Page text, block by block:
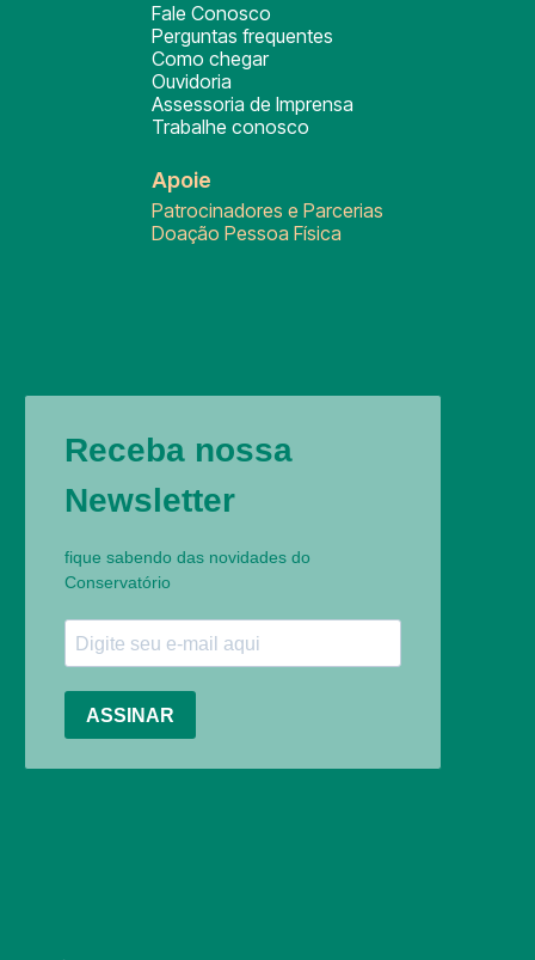
Fale Conosco
Perguntas frequentes
Como chegar
Ouvidoria
Assessoria de Imprensa
Trabalhe conosco
Apoie
Patrocinadores e Parcerias
Doação Pessoa Física